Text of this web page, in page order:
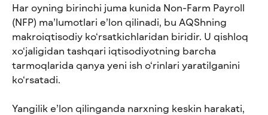
Har oyning birinchi juma kunida Non-Farm Payroll
(NFP) ma’lumotlari e’lon qilinadi, bu AQShning
makroiqtisodiy ko‘rsatkichlaridan biridir. U qishloq
xo‘jaligidan tashqari iqtisodiyotning barcha
tarmoqlarida qanya yeni ish o‘rinlari yaratilganini
ko‘rsatadi.
Yangilik e’lon qilinganda narxning keskin harakati,